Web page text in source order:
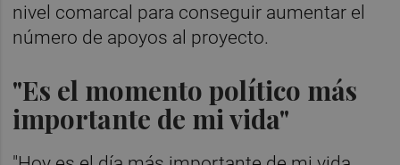
nivel comarcal para conseguir aumentar el
número de apoyos al proyecto.
"Es el momento político más
importante de mi vida"